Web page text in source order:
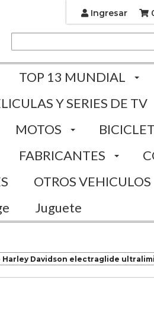
Ingresar
TOP 13 MUNDIAL
Y SERIES DE TV
MOTOS
FABRICANTES
OTROS VEHICULOS
Juguete
Harley Davidson electraglide